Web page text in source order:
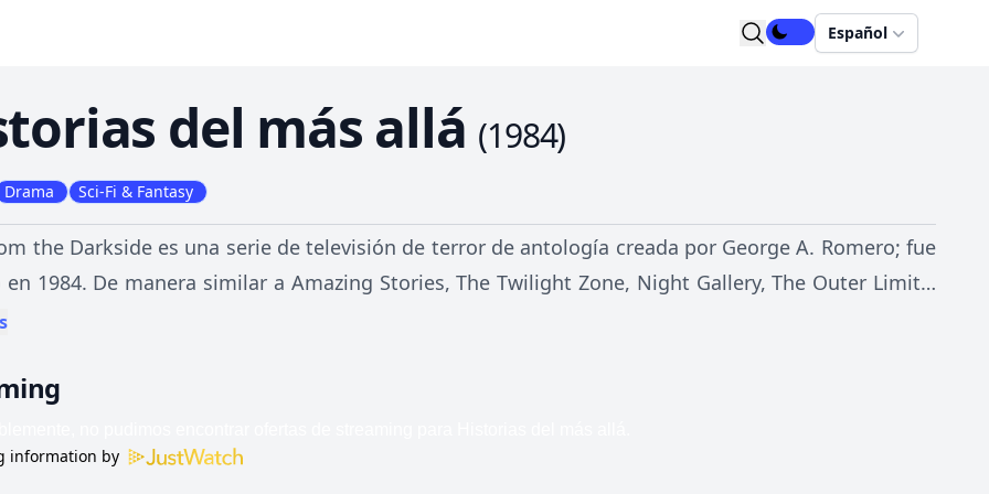
Español
del más allá (1984)
Drama Sci-Fi & Fantasy
the Darkside es una serie de televisión de terror de antología creada por George A. Romero; fue
en 1984. De manera similar a Amazing Stories, The Twilight Zone, Night Gallery, The Outer Limits,
The Crypt y Lee Martin's Midnight Hour, cada episodio fue un relato individual que terminó con
y algunos episodios presentaban elementos de comedia negra o temas más alegres.
information by